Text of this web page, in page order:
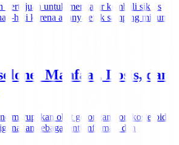
bertujuan untuk mengatur kembali siklus
hati karena adanya efek samping minum
Manfaat, Dosis, dan
merupakan obat golongan kortikosteroid
sebagai anti inflamasi dan